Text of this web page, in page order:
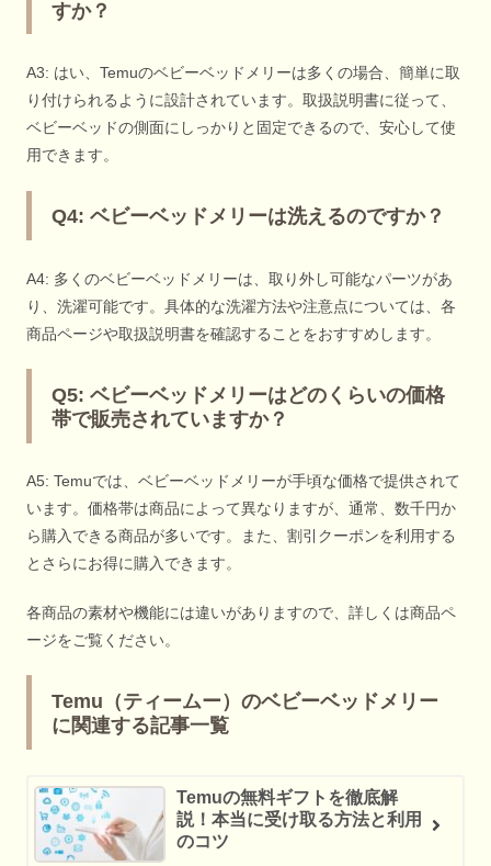
すか？
A3: はい、Temuのベビーベッドメリーは多くの場合、簡単に取
り付けられるように設計されています。取扱説明書に従って、
ベビーベッドの側面にしっかりと固定できるので、安心して使
用できます。
Q4: ベビーベッドメリーは洗えるのですか？
A4: 多くのベビーベッドメリーは、取り外し可能なパーツがあ
り、洗濯可能です。具体的な洗濯方法や注意点については、各
商品ページや取扱説明書を確認することをおすすめします。
Q5: ベビーベッドメリーはどのくらいの価格
帯で販売されていますか？
A5: Temuでは、ベビーベッドメリーが手頃な価格で提供されて
います。価格帯は商品によって異なりますが、通常、数千円か
ら購入できる商品が多いです。また、割引クーポンを利用する
とさらにお得に購入できます。
各商品の素材や機能には違いがありますので、詳しくは商品ペ
ージをご覧ください。
Temu（ティームー）のベビーベッドメリー
に関連する記事一覧
Temuの無料ギフトを徹底解
説！本当に受け取る方法と利用
のコツ